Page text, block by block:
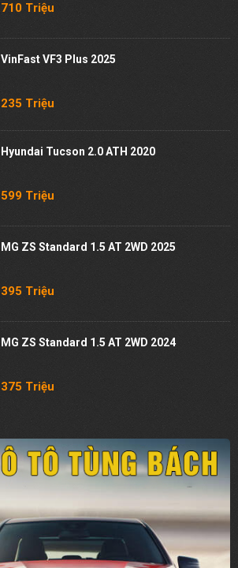
710 Triệu
VinFast VF3 Plus 2025
235 Triệu
Hyundai Tucson 2.0 ATH 2020
599 Triệu
MG ZS Standard 1.5 AT 2WD 2025
395 Triệu
MG ZS Standard 1.5 AT 2WD 2024
375 Triệu